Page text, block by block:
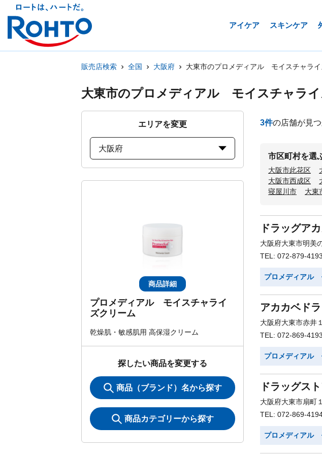
アイケア スキンケア
販売店検索 全国 大阪府 大東市のプロメディアル モイスチャラ
大東市のプロメディアル モイスチャラ
エリアを変更
大阪府
商品詳細
プロメディアル モイスチャライ
ズクリーム
乾燥肌・敏感肌用 高保湿クリーム
探したい商品を変更する
商品（ブランド）名から探す
商品カテゴリーから探す
3件の店舗が見
市区町村を選
大阪市此花区
大阪市西成区
寝屋川市
大東
ドラッグア
大阪府大東市明美
TEL: 072-879-4193
プロメディアル
アカカベド
大阪府大東市赤井
TEL: 072-869-4193
プロメディアル
ドラッグス
大阪府大東市扇町
TEL: 072-869-
プロメディアル